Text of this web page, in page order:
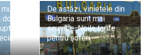
cu
De astăzi, vinietele din
Bulgaria sunt mai
scumpe. Noile tarife
pentru șoferi